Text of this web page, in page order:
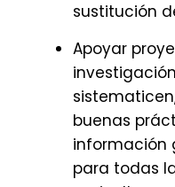
sustitución
Apoyar
buenas
información
para todas